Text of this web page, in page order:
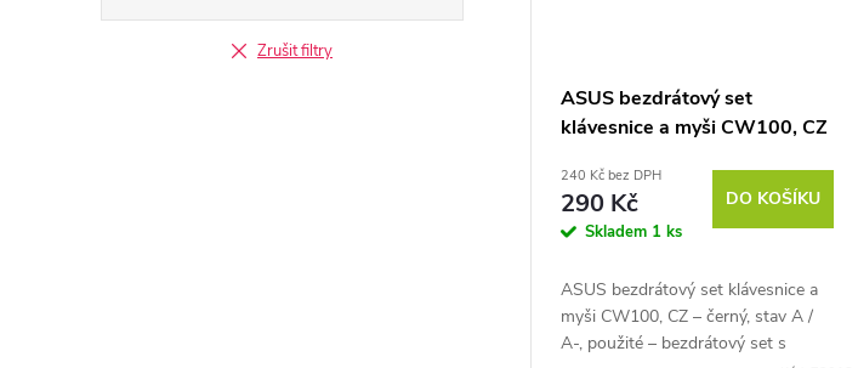
Zrušit filtry
ASUS bezdrátový set
klávesnice a myši CW100, CZ
240 Kč bez DPH
290 Kč
Skladem 1 ks
DO KOŠÍKU
ASUS bezdrátový set klávesnice a
myši CW100, CZ – černý, stav A /
A-, použité – bezdrátový set s